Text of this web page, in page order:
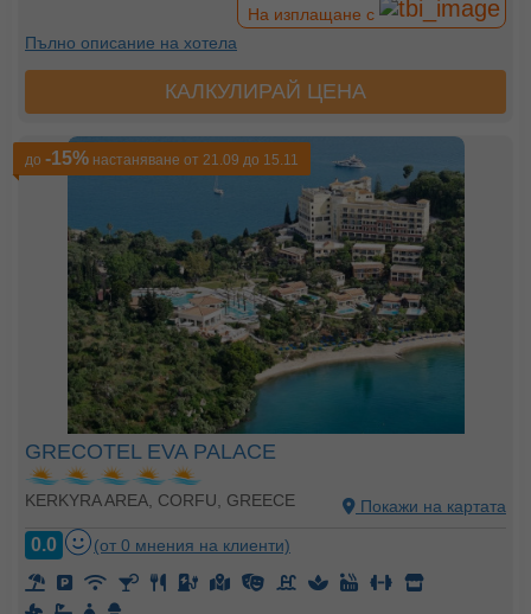
На изплащане с
Пълно описание на хотела
КАЛКУЛИРАЙ ЦЕНА
до -15% настаняване от 21.09 до 15.11
GRECOTEL EVA PALACE
KERKYRA AREA, CORFU, GREECE Покажи на картата
0.0 (от 0 мнения на клиенти)